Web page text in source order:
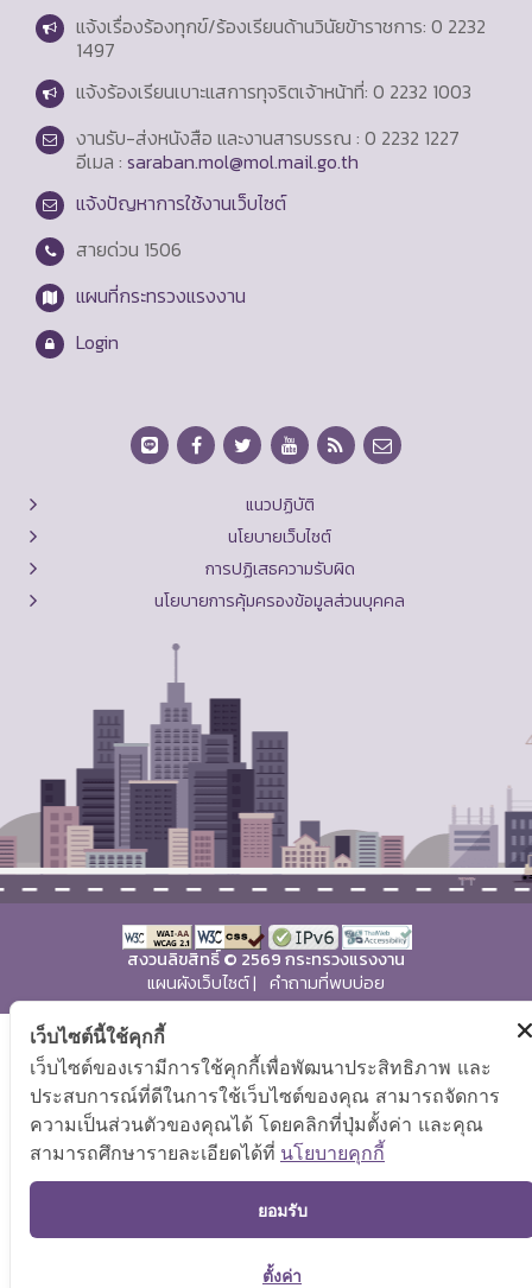
แจ้งเรื่องร้องทุกข์/ร้องเรียนด้านวินัยข้าราชการ: 0 2232
1497
แจ้งร้องเรียนเบาะแสการทุจริตเจ้าหน้าที่: 0 2232 1003
งานรับ-ส่งหนังสือ และงานสารบรรณ : 0 2232 1227
อีเมล : saraban.mol@mol.mail.go.th
แจ้งปัญหาการใช้งานเว็บไซต์
สายด่วน 1506
แผนที่กระทรวงแรงงาน
Login
แนวปฏิบัติ
นโยบายเว็บไซต์
การปฏิเสธความรับผิด
นโยบายการคุ้มครองข้อมูลส่วนบุคคล
สงวนลิขสิทธิ์ © 2569 กระทรวงแรงงาน
แผนผังเว็บไซต์| คำถามที่พบบ่อย
เว็บไซต์นี้ใช้คุกกี้
เว็บไซต์ของเรามีการใช้คุกกี้เพื่อพัฒนาประสิทธิภาพ และ
ประสบการณ์ที่ดีในการใช้เว็บไซต์ของคุณ สามารถจัดการ
ความเป็นส่วนตัวของคุณได้ โดยคลิกที่ปุ่มตั้งค่า และคุณ
สามารถศึกษารายละเอียดได้ที่ นโยบายคุกกี้
ยอมรับ
ตั้งค่า